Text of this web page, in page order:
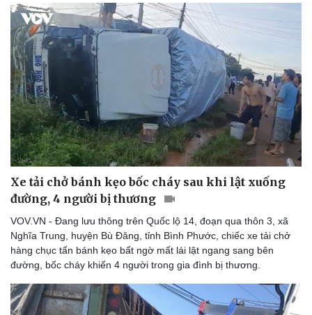
Xe tải chở bánh kẹo bốc cháy sau khi lật xuống
đường, 4 người bị thương
VOV.VN - Đang lưu thông trên Quốc lộ 14, đoạn qua thôn 3, xã
Nghĩa Trung, huyện Bù Đăng, tỉnh Bình Phước​​​​​​, chiếc xe tải chở
hàng chục tấn bánh kẹo bất ngờ mất lái lật ngang sang bên
đường, bốc cháy khiến 4 người trong gia đình bị thương.